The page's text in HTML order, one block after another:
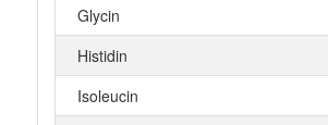
Glycin
Histidin
Isoleucin